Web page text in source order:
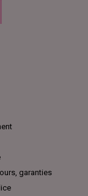
garanties